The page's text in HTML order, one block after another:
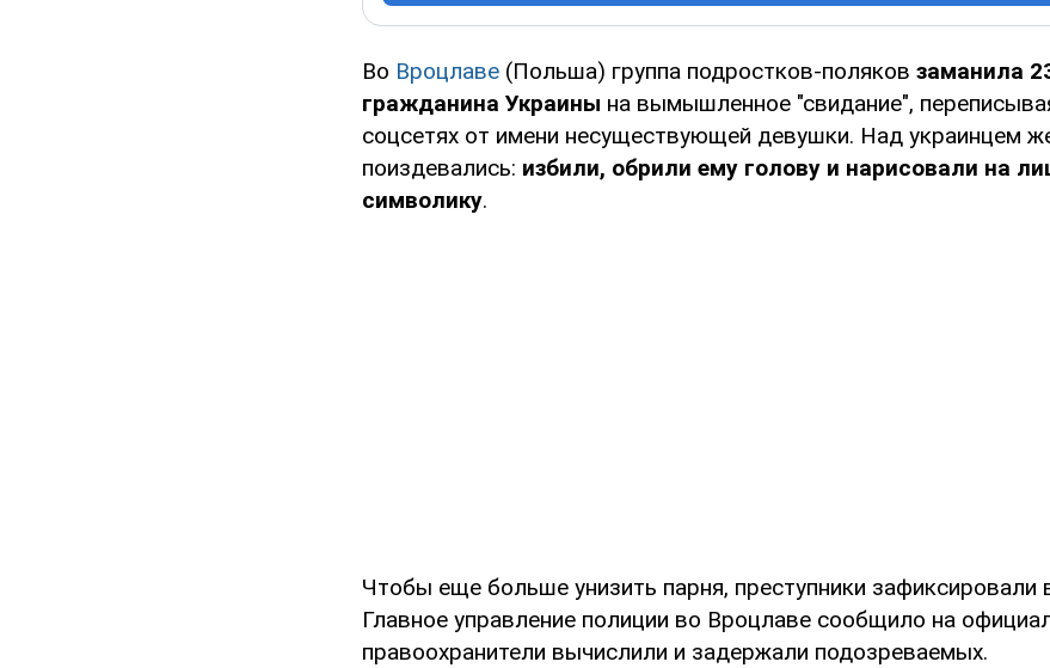
Во Вроцлаве (Польша) группа подростков-поляков заманила
гражданина Украины на вымышленное "свидание",
соцсетях от имени несуществующей девушки. Над украинцем
поиздевались: избили, обрили ему голову и нарисовали на
символику.
Чтобы еще больше унизить парня, преступники зафиксировали
Главное управление полиции во Вроцлаве сообщило на
правоохранители вычислили и задержали подозреваемых.